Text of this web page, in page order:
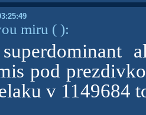
miru ( ):
pod
v 1149684